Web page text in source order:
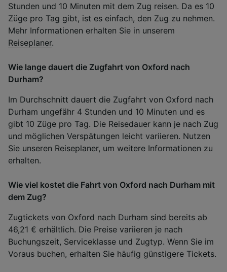
Stunden und 10 Minuten mit dem Zug reisen. Da es 10
Züge pro Tag gibt, ist es einfach, den Zug zu nehmen.
Mehr Informationen erhalten Sie in unserem
Reiseplaner.
Wie lange dauert die Zugfahrt von Oxford nach
Durham?
Im Durchschnitt dauert die Zugfahrt von Oxford nach
Durham ungefähr 4 Stunden und 10 Minuten und es
gibt 10 Züge pro Tag. Die Reisedauer kann je nach Zug
und möglichen Verspätungen leicht variieren. Nutzen
Sie unseren Reiseplaner, um weitere Informationen zu
erhalten.
Wie viel kostet die Fahrt von Oxford nach Durham mit
dem Zug?
Zugtickets von Oxford nach Durham sind bereits ab
46,21 € erhältlich. Die Preise variieren je nach
Buchungszeit, Serviceklasse und Zugtyp. Wenn Sie im
Voraus buchen, erhalten Sie häufig günstigere Tickets.